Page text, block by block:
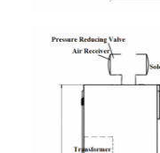
가지고 다닐 수 있